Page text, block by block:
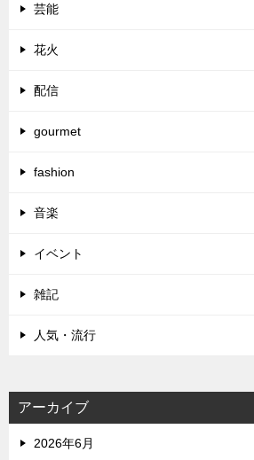
芸能
花火
配信
gourmet
fashion
音楽
イベント
雑記
人気・流行
アーカイブ
2026年6月